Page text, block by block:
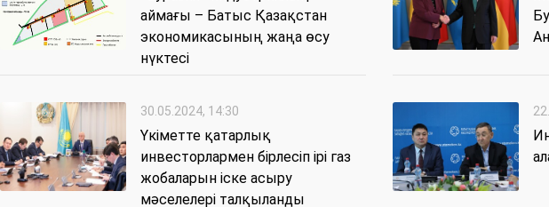
аймағы – Батыс Қазақстан
экономикасының жаңа өсу
нүктесі
30.05.2024, 14:30
Үкіметте қатарлық
инвесторлармен бірлесіп ірі газ
жобаларын іске асыру
мәселелері талқыланды